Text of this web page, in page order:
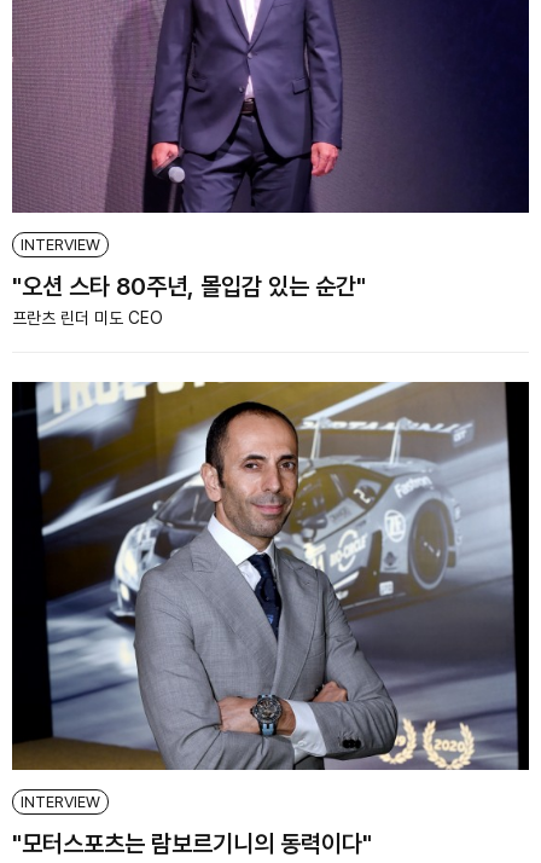
INTERVIEW
"오션 스타 80주년, 몰입감 있는 순간"
프란츠 린더 미도 CEO
INTERVIEW
"모터스포츠는 람보르기니의 동력이다"